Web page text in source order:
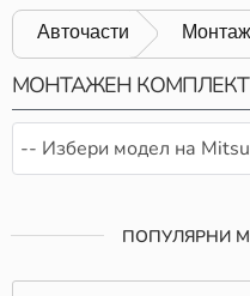
Авточасти
МОНТАЖЕН КОМПЛЕКТ
-- Избери модел на
ПОПУЛЯРНИ